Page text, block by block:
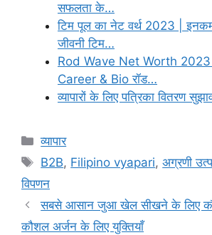
सफलता के…
टिम पूल का नेट वर्थ 2023 |
जीवनी टिम…
Rod Wave Net Worth
Career & Bio रॉड…
व्यापारों के लिए पत्रिका वितरण
Categories
व्यापार
Tags
B2B, Filipino vyapari,अग्रणी
विपणन
सबसे आसान जुआ खेल सीखने के लिए
कौशल अर्जन के लिए युक्तियाँ